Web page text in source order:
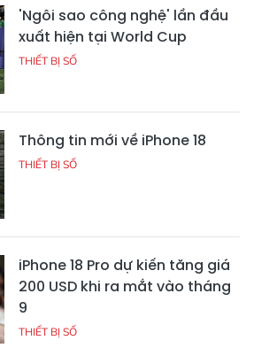
'Ngôi sao công nghệ' lần đầu
xuất hiện tại World Cup
THIẾT BỊ SỐ
Thông tin mới về iPhone 18
THIẾT BỊ SỐ
iPhone 18 Pro dự kiến tăng giá
200 USD khi ra mắt vào tháng
9
THIẾT BỊ SỐ